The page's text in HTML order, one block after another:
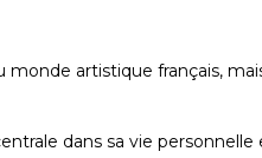
artistique français,
dans sa vie